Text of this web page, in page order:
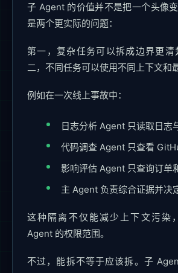
子 Agent 的价值并不是把一个头像
是两个更实际的问题：
第一，复杂任务可以拆成边界更
二，不同任务可以使用不同上下文和
例如在一次线上事故中：
日志分析 Agent 只读取日志
代码调查 Agent 只查看
影响评估 Agent 只查询订单
主 Agent 负责综合证据并决
这种隔离不仅能减少上下文污染
Agent 的权限范围。
不过，能拆不等于应该拆。子